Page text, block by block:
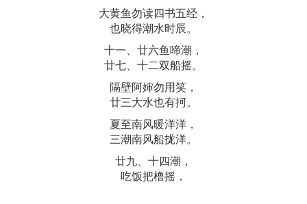
大黄鱼勿读四书五经，
也晓得潮水时辰。
十一、廿六鱼啼潮，
廿七、十二双船摇。
隔壁阿婶勿用笑，
廿三大水也有抲。
夏至南风暖洋洋，
三潮南风船拢洋。
廿九、十四潮，
吃饭把橹摇，